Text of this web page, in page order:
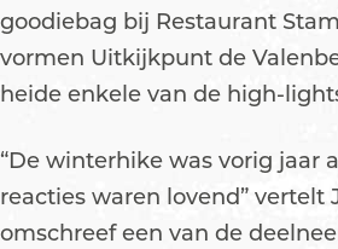
goodiebag bij Restaurant
vormen Uitkijkpunt de
heide enkele van de high-
“De winterhike was vorig jaar
reacties waren lovend” vertelt
omschreef een van de